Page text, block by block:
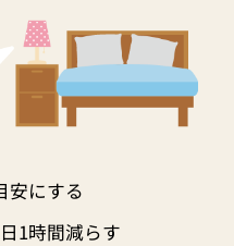
にする
1時間減らす